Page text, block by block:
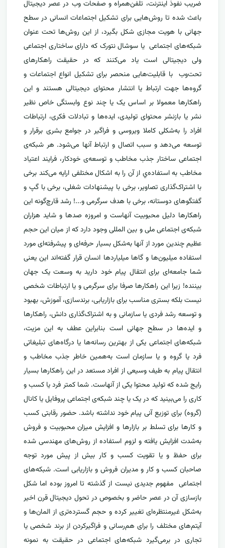
ضریب نفوذ اینترنت، تلفن‌همراه و صفحات وب در عصر دیجیتال
باعث شده تا روش‌هایی برای تشکیل اجتماعات انسانی در سطح
جهانی با هویت مجازی شکل بگیرد، از این روش‌ها تحت عنوان
شبکه‌های اجتماعی یا سوشال نتورک که دارای ساختاری اجتماعی
ولی دیجیتالی است یاد می‌کنند که در حقیقت راهکارهای
تحت‌وب با قابلیت‌هایی منحصر برای تشکیل انواع اجتماعات و
گروه‌ها جهت ارتباط یا انتشار محتوای دیجیتالی هستند و این
راهکارها معمولا بر اساس یک یا چند نوع وابستگی خاص نظیر
نشر یا بازنشر محتوای تولیدی، ایده‌ها و تبادلات فکری، ارتباطات
افراد را به‌شکلی کاملا ویروسی و فراگیر در جوامع بشری برقرار و
توسعه می‌دهد و سبب اتصال و ارتباط آنها می‌شود. هر شبکه‌ی
اجتماعی ساختار جذب مخاطب و توسعه‌ی خودکار، فرایند اعتیاد
مخاطب به استفاده‌ي از آن را به اشکال مختلفی ارایه می‌کند برخی
با اشتراک‌گذاری تصاویر، برخی با پیشنهادات شغلی، برخی با گپ و
گفتگوهای دوستانه، برخی با هدف سرگرمی و...! رشد قارچ‌گونه این
راهکارها دلیل محبوبیت آنهاست و امروزه صدها و شاید هزاران
شبکه‌ی اجتماعی ملی و بین المللی وجود دارد که از میان این حجم
عظیم چندین مورد از آنها به‌شکل بسیار حرفه‌ای و پیشرفته‌ای مورد
استفاده میلیون‌ها و گاها میلیاردها انسان قرار گفته‌اند این یعنی
شما جامعه‌ای برای انتقال پیام خود دارید به وسعت یک جهان
بیننده! زیرا این راهکارها صرفا برای سرگرمی و یا ارتباطات شخصی
نیست بلکه بستری مناسب برای بازاریابی، برندسازی، آموزش، بهبود
و توسعه رشد فردی یا سازمانی و به اشتراک‌گذاری دانش، راهکارها
و ایده‌ها در سطح جهانی است بنابراین عطف به این مزیت،
شبکه‌های اجتماعی یکی از بهترین رسانه‌ها یا درگاه‌های تبلیغاتی
فرد یا گروه و یا سازمان است به‌همین خاطر جذب مخاطب و
انتقال پیام به طیف وسیعی از افراد مستعد در این راهکارها بسیار
رایج شده که تولید محتوا یکی از آنهاست. شما کمتر فرد یا کسب و
کاری را می‌بینید که در یک یا چند شبکه‌ی اجتماعی پروفایل یا کانال
(گروه) برای توزیع آنی پیام خود نداشته باشد. حضور رقابتی کسب
و کارها برای تسلط بر بازارها و افزایش میزان محبوبیت و فروش
به‌شدت افزایش یافته و لزوم استفاده از روش‌های مهندسی شده
برای حفظ و یا تقویت کسب و کار بیش از پیش مورد توجه
صاحبان کسب و کار و مدیران فروش و بازاریابی است. شبکه‌های
اجتماعی مفهوم جدیدی نیست از گذشته تا امروز بوده اما شکل
بازسازی آن در عصر حاضر و بخصوص در تحول دیجیتال قرن اخیر
به‌شکل غیرمنتظره‌‌ای تغییر کرده و حجم گسترده‌تری از المان‌ها و
آیتم‌های مختلف را برای هم‌رسانی و فراگیر‌کردن از برند شخصی یا
تجاری در برمی‌گیرد شبکه‌های اجتماعی در حقیقت به نمونه